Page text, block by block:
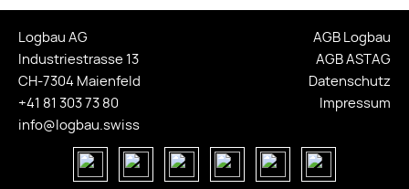
Logbau AG
Industriestrasse 13
CH-7304 Maienfeld
+41 81 303 73 80
info@logbau.swiss
AGB Logbau
AGB ASTAG
Datenschutz
Impressum